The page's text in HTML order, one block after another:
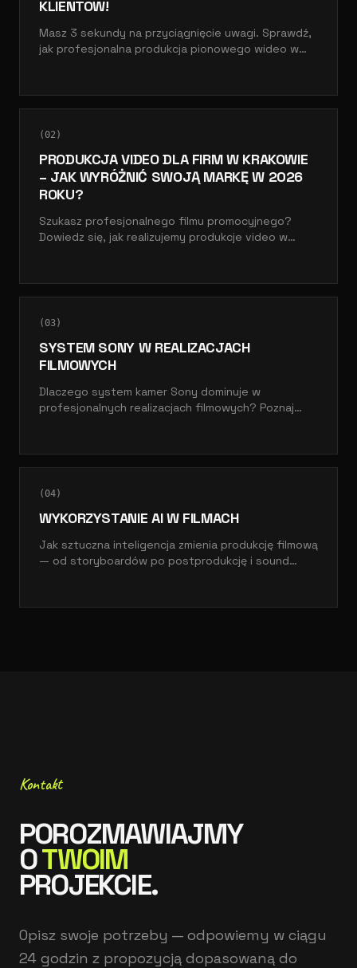
KLIENTÓW!
Masz 3 sekundy na przyciągnięcie uwagi. Sprawdź,
jak profesjonalna produkcja pionowego wideo w
(02 )
PRODUKCJA VIDEO DLA FIRM W KRAKOWIE
– JAK WYRÓŻNIĆ SWOJĄ MARKĘ W 2026
ROKU?
Szukasz profesjonalnego filmu promocyjnego?
Dowiedz się, jak realizujemy produkcje video w
(03)
SYSTEM SONY W REALIZACJACH
FILMOWYCH
Dlaczego system kamer Sony dominuje w
profesjonalnych realizacjach filmowych? Poznaj
(04)
WYKORZYSTANIE AI W FILMACH
Jak sztuczna inteligencja zmienia produkcję filmową
— od storyboardów po postprodukcję i sound
Kontakt
POROZMAWIAJMY
OTWOIM
PROJEKCIE.
Opisz swoje potrzeby — odpowiemy w ciągu
24 godzin z propozycją dopasowaną do